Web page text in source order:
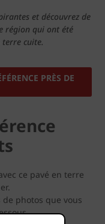
et découvrez de
région qui ont été
terre cuite.
PRÈS DE
ce pavé en terre
photos que vous